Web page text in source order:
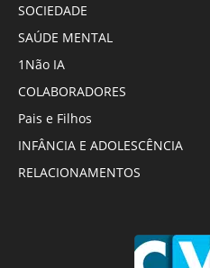
SOCIEDADE
SAÚDE MENTAL
1Não IA
COLABORADORES
Pais e Filhos
INFÂNCIA E ADOLESCÊNCIA
RELACIONAMENTOS